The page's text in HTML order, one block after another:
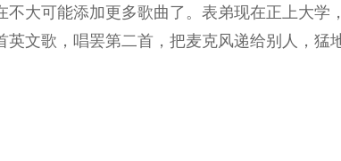
大可能添加更多歌曲了。表弟现在正上大学
文歌，唱罢第二首，把麦克风递给别人，猛